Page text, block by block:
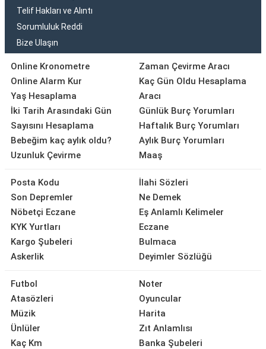
Telif Hakları ve Alıntı
Sorumluluk Reddi
Bize Ulaşın
Online Kronometre
Online Alarm Kur
Yaş Hesaplama
İki Tarih Arasındaki Gün
Sayısını Hesaplama
Bebeğim kaç aylık oldu?
Uzunluk Çevirme
Zaman Çevirme Aracı
Kaç Gün Oldu Hesaplama
Aracı
Günlük Burç Yorumları
Haftalık Burç Yorumları
Aylık Burç Yorumları
Maaş
Posta Kodu
Son Depremler
Nöbetçi Eczane
KYK Yurtları
Kargo Şubeleri
Askerlik
İlahi Sözleri
Ne Demek
Eş Anlamlı Kelimeler
Eczane
Bulmaca
Deyimler Sözlüğü
Futbol
Atasözleri
Müzik
Ünlüler
Kaç Km
Noter
Oyuncular
Harita
Zıt Anlamlısı
Banka Şubeleri